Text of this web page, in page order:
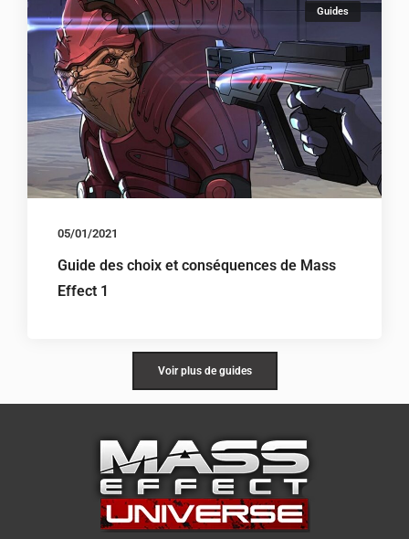
Guides
05/01/2021
Guide des choix et conséquences de Mass
Effect 1
Voir plus de guides